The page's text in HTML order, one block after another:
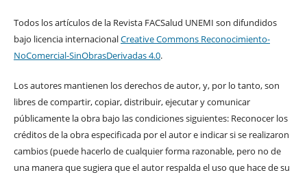
Todos los artículos de la Revista FACSalud UNEMI son difundidos
bajo licencia internacionalCreative Commons Reconocimiento-
NoComercial-SinObrasDerivadas 4.0.
Los autores mantienen los derechos de autor, y, por lo tanto, son
libres de compartir, copiar, distribuir, ejecutar y comunicar
públicamente la obra bajo las condiciones siguientes: Reconocer los
créditos de la obra especificada por el autor e indicar si se realizaron
cambios (puede hacerlo de cualquier forma razonable, pero no de
una manera que sugiera que el autor respalda el uso que hace de su